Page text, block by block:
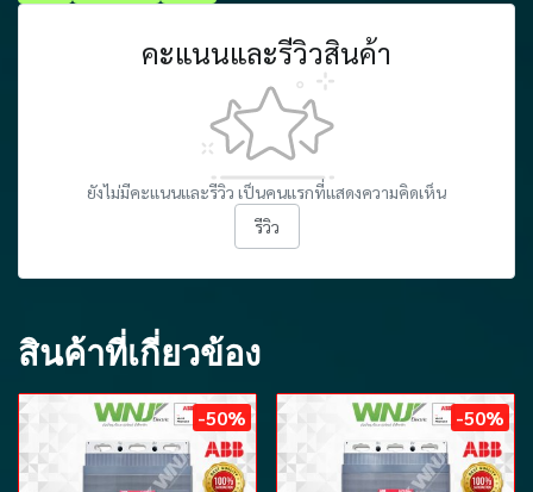
คะแนนและรีวิวสินค้า
ยังไม่มีคะแนนและรีวิว เป็นคนแรกที่แสดงความคิดเห็น
รีวิว
สินค้าที่เกี่ยวข้อง
-50% -50%